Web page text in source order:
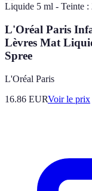
L'Oréal Paris
Lèvres Mat
Spree
L'Oréal Paris
16.86 EURVoir le prix